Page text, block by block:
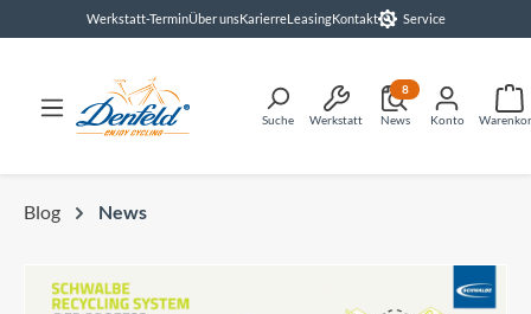
springenWerkstatt-TerminÜber unsKarierreLeasingKontakt Service
Suche Werkstatt News
8
Konto
Blog News